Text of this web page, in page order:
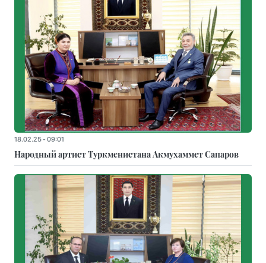
18.02.25 - 09:01
Народный артист Туркменистана Акмухаммет Сапаров